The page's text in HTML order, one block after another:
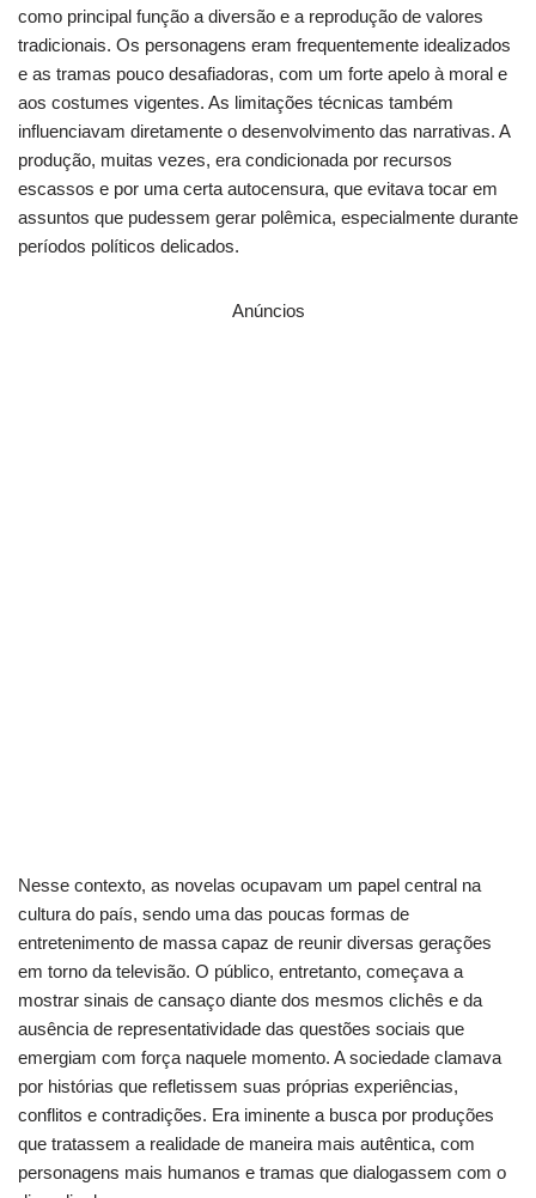
como principal função a diversão e a reprodução de valores
tradicionais. Os personagens eram frequentemente idealizados
e as tramas pouco desafiadoras, com um forte apelo à moral e
aos costumes vigentes. As limitações técnicas também
influenciavam diretamente o desenvolvimento das narrativas. A
produção, muitas vezes, era condicionada por recursos
escassos e por uma certa autocensura, que evitava tocar em
assuntos que pudessem gerar polêmica, especialmente durante
períodos políticos delicados.
Anúncios
Nesse contexto, as novelas ocupavam um papel central na
cultura do país, sendo uma das poucas formas de
entretenimento de massa capaz de reunir diversas gerações
em torno da televisão. O público, entretanto, começava a
mostrar sinais de cansaço diante dos mesmos clichês e da
ausência de representatividade das questões sociais que
emergiam com força naquele momento. A sociedade clamava
por histórias que refletissem suas próprias experiências,
conflitos e contradições. Era iminente a busca por produções
que tratassem a realidade de maneira mais autêntica, com
personagens mais humanos e tramas que dialogassem com o